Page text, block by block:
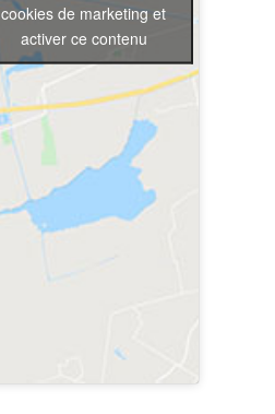
cookies de marketing et
activer ce contenu